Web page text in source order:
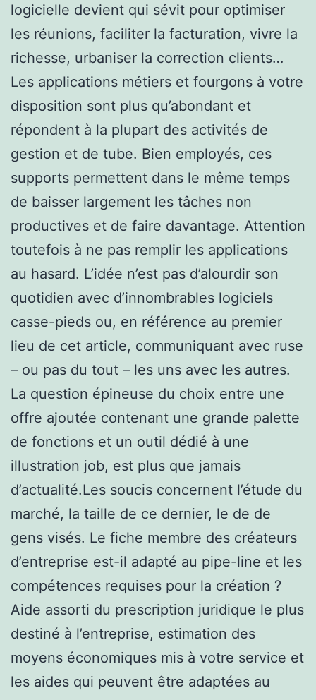
logicielle devient qui sévit pour optimiser
les réunions, faciliter la facturation, vivre la
richesse, urbaniser la correction clients…
Les applications métiers et fourgons à votre
disposition sont plus qu’abondant et
répondent à la plupart des activités de
gestion et de tube. Bien employés, ces
supports permettent dans le même temps
de baisser largement les tâches non
productives et de faire davantage. Attention
toutefois à ne pas remplir les applications
au hasard. L’idée n’est pas d’alourdir son
quotidien avec d’innombrables logiciels
casse-pieds ou, en référence au premier
lieu de cet article, communiquant avec ruse
– ou pas du tout – les uns avec les autres.
La question épineuse du choix entre une
offre ajoutée contenant une grande palette
de fonctions et un outil dédié à une
illustration job, est plus que jamais
d’actualité.Les soucis concernent l’étude du
marché, la taille de ce dernier, le de de
gens visés. Le fiche membre des créateurs
d’entreprise est-il adapté au pipe-line et les
compétences requises pour la création ?
Aide assorti du prescription juridique le plus
destiné à l’entreprise, estimation des
moyens économiques mis à votre service et
les aides qui peuvent être adaptées au